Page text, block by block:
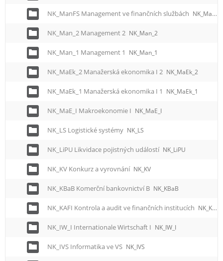
NK_ManFS Management ve finančních službách NK_ManFS
NK_Man_2 Management 2 NK_Man_2
NK_Man_1 Management 1 NK_Man_1
NK_MaEk_2 Manažerská ekonomika I 2 NK_MaEk_2
NK_MaEk_1 Manažerská ekonomika I 1 NK_MaEk_1
NK_MaE_I Makroekonomie I NK_MaE_I
NK_LS Logistické systémy NK_LS
NK_LiPU Likvidace pojistných událostí NK_LiPU
NK_KV Konkurz a vyrovnání NK_KV
NK_KBaB Komerční bankovnictví B NK_KBaB
NK_KAFI Kontrola a audit ve finančních institucích NK_KAFI
NK_IW_I Internationale Wirtschaft I NK_IW_I
NK_IVS Informatika ve VS NK_IVS